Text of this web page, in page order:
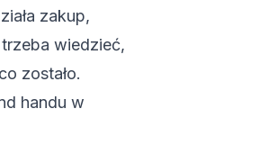
zakup,
wiedzieć,
zostało.